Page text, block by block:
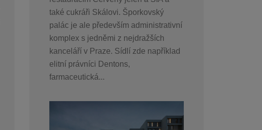
také cukráři Skálovi. Šporkovský
palác je ale především administrativní
komplex s jedněmi z nejdražších
kanceláří v Praze. Sídlí zde například
elitní právníci Dentons,
farmaceutická...